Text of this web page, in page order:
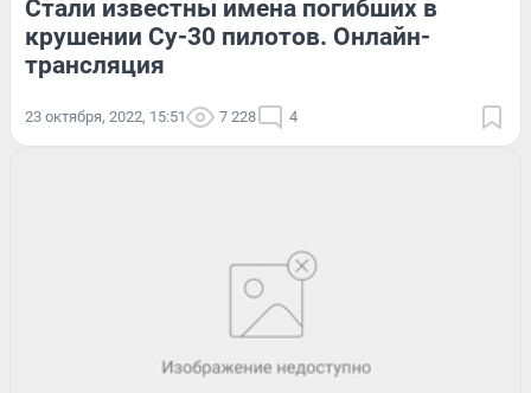
Стали известны имена погибших в
крушении Су-30 пилотов. Онлайн-
трансляция
23 октября, 2022, 15:51 7 228 4